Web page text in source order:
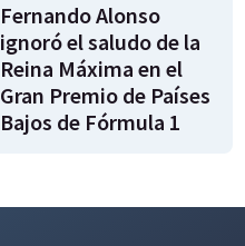
Fernando Alonso
ignoró el saludo de la
Reina Máxima en el
Gran Premio de Países
Bajos de Fórmula 1